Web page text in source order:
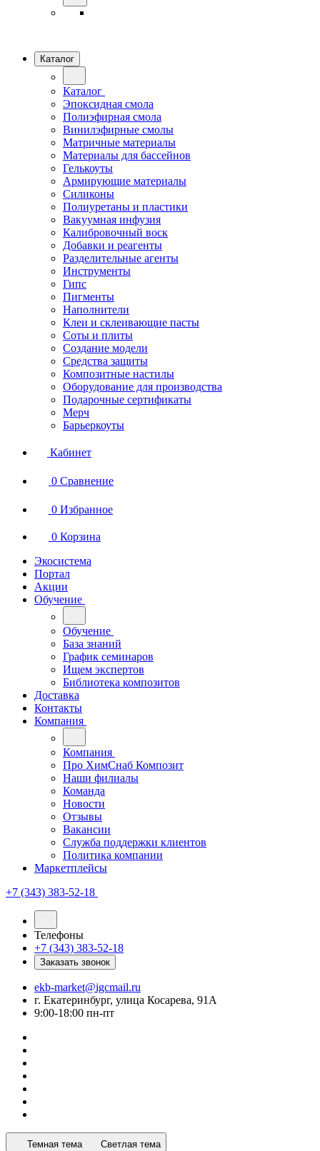
Каталог
Каталог
Эпоксидная смола
Полиэфирная смола
Винилэфирные смолы
Матричные материалы
Материалы для бассейнов
Гелькоуты
Армирующие материалы
Силиконы
Полиуретаны и пластики
Вакуумная инфузия
Калибровочный воск
Добавки и реагенты
Разделительные агенты
Инструменты
Гипс
Пигменты
Наполнители
Клеи и склеивающие пасты
Соты и плиты
Создание модели
Средства защиты
Композитные настилы
Оборудование для производства
Подарочные сертификаты
Мерч
Барьеркоуты
Кабинет
0 Сравнение
0 Избранное
0 Корзина
Экосистема
Портал
Акции
Обучение
Обучение
База знаний
График семинаров
Ищем экспертов
Библиотека композитов
Доставка
Контакты
Компания
Компания
Про ХимСнаб Композит
Наши филиалы
Команда
Новости
Отзывы
Вакансии
Служба поддержки клиентов
Политика компании
Маркетплейсы
+7 (343) 383-52-18
Телефоны
+7 (343) 383-52-18
Заказать звонок
ekb-market@igcmail.ru
г. Екатеринбург, улица Косарева, 91А
9:00-18:00 пн-пт
Темная тема Светлая тема